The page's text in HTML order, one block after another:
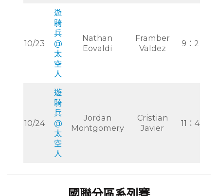
10/23
遊
騎
兵
@
太
空
人
Nathan
Eovaldi
Framber
Valdez
9：2
10/24
遊
騎
兵
@
太
空
人
Jordan
Montgomery
Cristian
Javier
11：4